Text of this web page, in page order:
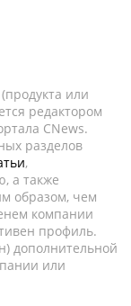
или
редактором
CNews.
разделов
,
а также
образом, чем
компании
профиль.
дополнительной
или